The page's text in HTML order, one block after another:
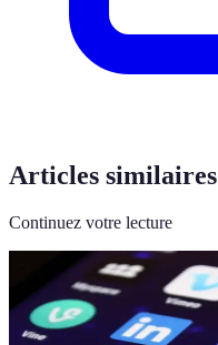
Articles similaires
Continuez votre lecture